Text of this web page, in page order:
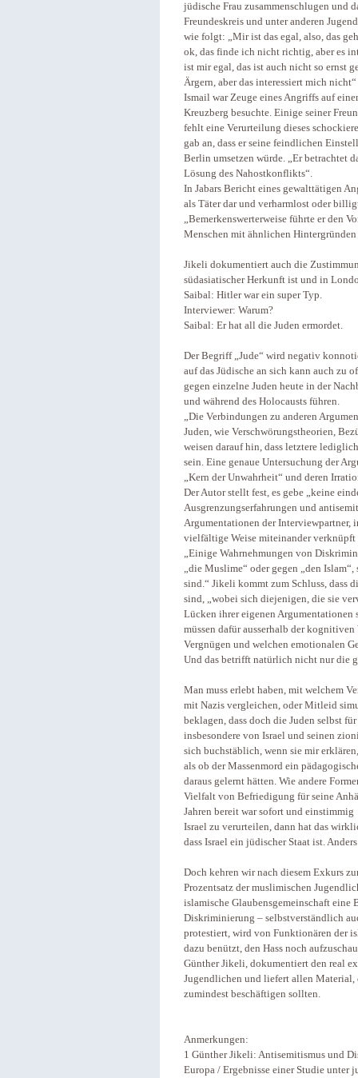
jüdische Frau zusammenschlugen und
Freundeskreis und unter anderen
wie folgt: „Mir ist das egal, also, das
ok, das finde ich nicht richtig, aber es
ist mir egal, das ist auch nicht so ernst
Ärgern, aber das interessiert mich
Ismail war Zeuge eines Angriffs auf
Kreuzberg besuchte. Einige seiner
fehlt eine Verurteilung dieses
gab an, dass er seine feindlichen
Berlin umsetzen würde. „Er betrachtet
Lösung des Nahostkonflikts“.
In Jabars Bericht eines gewalttätigen
als Täter dar und verharmlost oder
„Bemerkenswerterweise führte er den
Menschen mit ähnlichen Hintergründen
Jikeli dokumentiert auch die
südasiatischer Herkunft ist und in
Saibal: Hitler war ein super Typ.
Interviewer: Warum?
Saibal: Er hat all die Juden ermordet.
Der Begriff „Jude“ wird negativ
auf das Jüdische an sich kann auch zu
gegen einzelne Juden heute in der
und während des Holocausts führen.
„Die Verbindungen zu anderen
Juden, wie Verschwörungstheorien,
weisen darauf hin, dass letztere
sein. Eine genaue Untersuchung der
„Kern der Unwahrheit“ und deren
Der Autor stellt fest, es gebe „keine
Ausgrenzungserfahrungen und
Argumentationen der Interviewpartner,
vielfältige Weise miteinander
„Einige Wahrnehmungen von
„die Muslime“ oder gegen „den
sind.“ Jikeli kommt zum Schluss, dass
sind, „wobei sich diejenigen, die sie
Lücken ihrer eigenen Argumentationen
müssen dafür ausserhalb der
Vergnügen und welchen emotionalen
Und das betrifft natürlich nicht nur die
Man muss erlebt haben, mit welchem
mit Nazis vergleichen, oder Mitleid
beklagen, dass doch die Juden selbst
insbesondere von Israel und seinen
sich buchstäblich, wenn sie mir
als ob der Massenmord ein
daraus gelernt hätten. Wie andere
Vielfalt von Befriedigung für seine
Jahren bereit war sofort und
Israel zu verurteilen, dann hat das
dass Israel ein jüdischer Staat ist.
Doch kehren wir nach diesem Exkurs
Prozentsatz der muslimischen
islamische Glaubensgemeinschaft eine
Diskriminierung – selbstverständlich
protestiert, wird von Funktionären der
dazu benützt, den Hass noch
Günther Jikeli, dokumentiert den real
Jugendlichen und liefert allen Material,
zumindest beschäftigen sollten.
Anmerkungen:
1 Günther Jikeli: Antisemitismus und
Europa / Ergebnisse einer Studie unter